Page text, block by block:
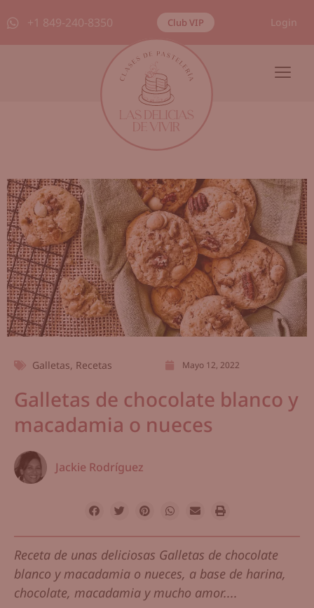
+1 849-240-8350 Club VIP Login
Galletas, Recetas Mayo 12, 2022
Galletas de chocolate blanco y
macadamia o nueces
Jackie Rodríguez
Receta de unas deliciosas Galletas de chocolate
blanco y macadamia o nueces, a base de harina,
chocolate, macadamia y mucho amor....